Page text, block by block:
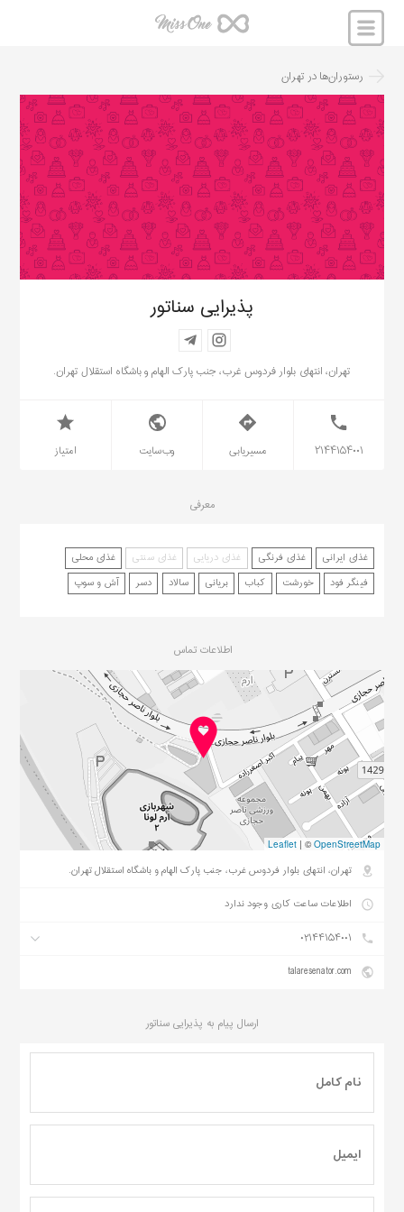
رستوران‌هادرتهران
پذیرایی سناتور
تهران، انتهای بلوار فردوس غرب، جنب پارک الهام و باشگاه استقلال تهران.
۲۱۴۴۱۵۴۰۰۱ مسیریابی وب‌سایت امتیاز
معرفی
غذای ایرانی غذای فرنگی غذای دریایی غذای سنتی
غذای محلی
فینگر فود
خورشت کباب بریانی سالاد دسر آش و سوپ
اطلاعات تماس
Leaflet | © OpenStreetMap
تهران، انتهای بلوار فردوس غرب، جنب پارک الهام و باشگاه استقلال تهران.
اطلاعات ساعت کاری وجود ندارد
۰۲۱۴۴۱۵۴۰۰۱
talaresenator.com
ارسال پیام به پذیرایی سناتور